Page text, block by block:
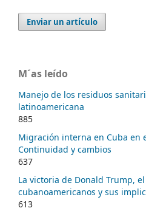
Enviar un artículo
M´as leído
Manejo de los residuos
latinoamericana
885
Migración interna en Cuba en
Continuidad y cambios
637
La victoria de Donald Trump,
cubanoamericanos y sus
613